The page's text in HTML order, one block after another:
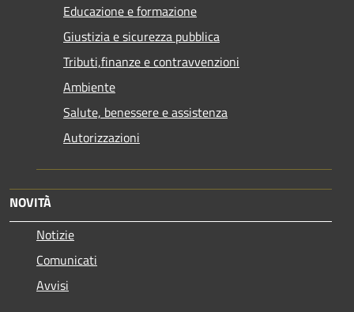
Educazione e formazione
Giustizia e sicurezza pubblica
Tributi,finanze e contravvenzioni
Ambiente
Salute, benessere e assistenza
Autorizzazioni
NOVITÀ
Notizie
Comunicati
Avvisi